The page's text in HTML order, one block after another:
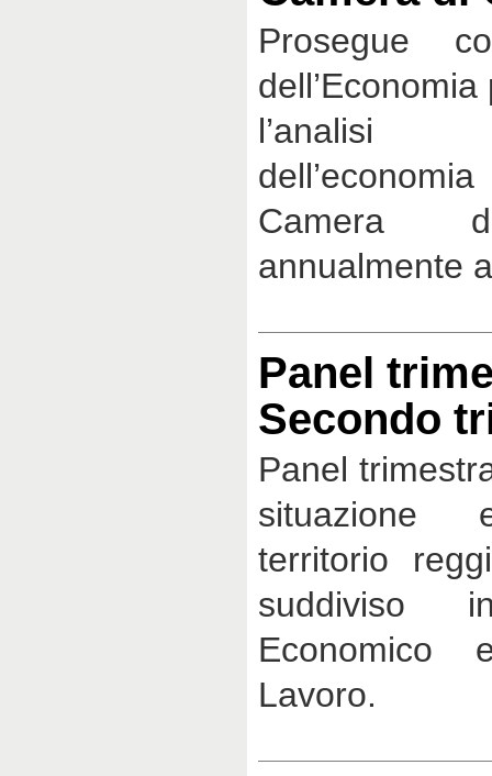
Prosegue
l’analisi
Camera
annualmente
Panel
Secondo
Panel
situazione
territorio
suddiviso
Economico
Lavoro.